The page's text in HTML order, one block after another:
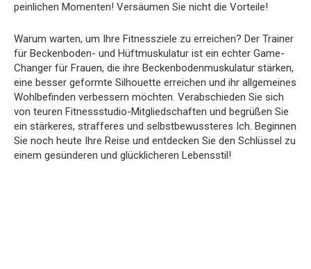
peinlichen Momenten! Versäumen Sie nicht die Vorteile!
Warum warten, um Ihre Fitnessziele zu erreichen? Der Trainer
für Beckenboden- und Hüftmuskulatur ist ein echter Game-
Changer für Frauen, die ihre Beckenbodenmuskulatur stärken,
eine besser geformte Silhouette erreichen und ihr allgemeines
Wohlbefinden verbessern möchten. Verabschieden Sie sich
von teuren Fitnessstudio-Mitgliedschaften und begrüßen Sie
ein stärkeres, strafferes und selbstbewussteres Ich. Beginnen
Sie noch heute Ihre Reise und entdecken Sie den Schlüssel zu
einem gesünderen und glücklicheren Lebensstil!